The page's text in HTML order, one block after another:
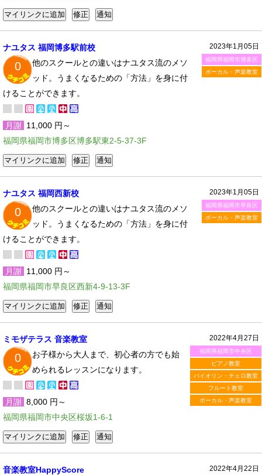
2023年1月05日
福岡県福岡市博多区
ボーカル・声楽教室
ナユタス 福岡博多駅前校
0
他のスクールとの違いはナユタス流のメソ
ッド。うまくなるための「方法」を身に付
けることができます。
月謝 11,000 円～
福岡県福岡市博多区博多駅東2-5-37-3F
2023年1月05日
福岡県福岡市早良区
ボーカル・声楽教室
ナユタス 福岡西新校
0
他のスクールとの違いはナユタス流のメソ
ッド。うまくなるための「方法」を身に付
けることができます。
月謝 11,000 円～
福岡県福岡市早良区西新4-9-13-3F
2022年4月27日
福岡県福岡市中央区
ピアノ教室
バイオリン・チェロ教室
フルート教室
ボーカル・声楽教室
ミモザテラス 音楽教室
0
お子様から大人まで、初心者の方でも始
められるレッスンになります。
月謝 8,000 円～
福岡県福岡市中央区桜坂1-6-1
2022年4月22日
音楽教室HappyScore